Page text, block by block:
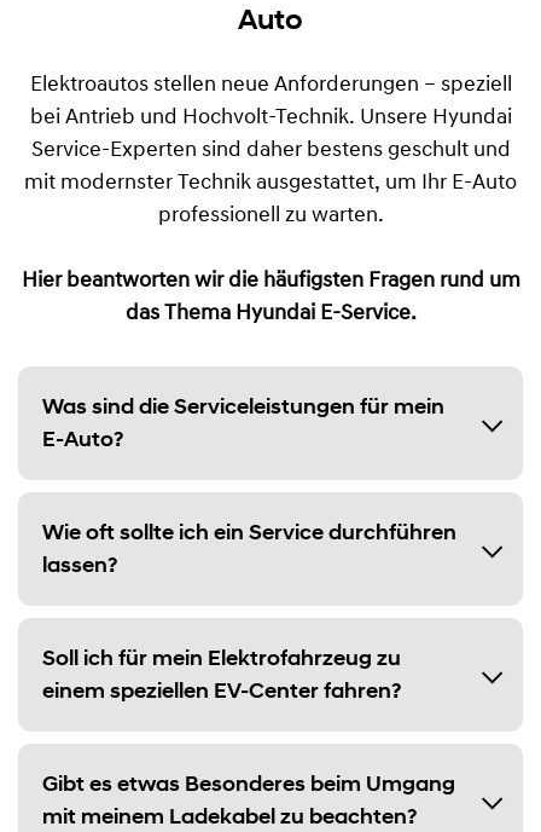
Auto
Elektroautos stellen neue Anforderungen – speziell
bei Antrieb und Hochvolt-Technik. Unsere Hyundai
Service-Experten sind daher bestens geschult und
mit modernster Technik ausgestattet, um Ihr E-Auto
professionell zu warten.
Hier beantworten wir die häufigsten Fragen rund um
das Thema Hyundai E-Service.
Was sind die Serviceleistungen für mein
E-Auto?
Wie oft sollte ich ein Service durchführen
lassen?
Soll ich für mein Elektrofahrzeug zu
einem speziellen EV-Center fahren?
Gibt es etwas Besonderes beim Umgang
mit meinem Ladekabel zu beachten?